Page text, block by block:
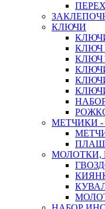
КЛЮЧИ
КЛЮЧ
КЛЮЧ
МЕТЧИКИ
МОЛОТКИ,